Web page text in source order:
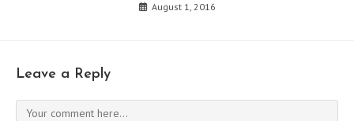
August 1, 2016
Leave a Reply